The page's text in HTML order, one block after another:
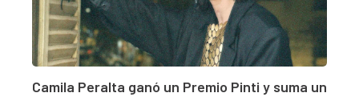
Camila Peralta ganó un Premio Pinti y suma un